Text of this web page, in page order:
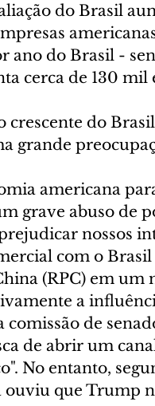
do Brasil
ano do Brasil -
cerca de 130 mil
crescente do
grande
americana
grave abuso de
nossos
com o
(RPC) em um
a
comissão de
de abrir um
No entanto,
que Trump